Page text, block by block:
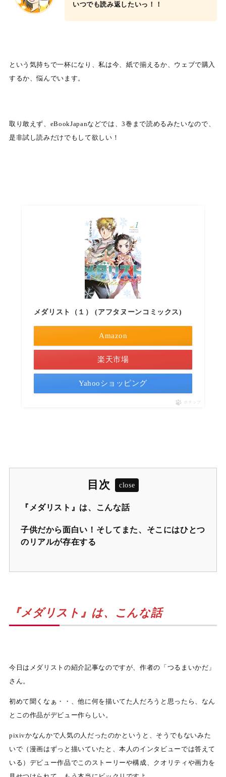
いつでも読み返したいっ！！
という気持ちで一杯になり、私は今、紙で揃えるか、ウェブで購入
するか、悩んでいます。
取り敢えず、eBookJapanなどでは、3巻まで読めるみたいなので、
是非試し読みだけでもして欲しい！
メダリスト（１） (アフタヌーンコミックス)
Amazon
楽天市場
Yahooショッピング
ポチップ
目次
『メダリスト』は、こんな話
子供だから面白い！そしてまた、そこにはひとつ
のリアルが存在する
『メダリスト』は、こんな話
今日はメダリストの紹介記事なのですが、作者の「つるまいかだ」
さん。
初めて聞くなぁ・・、他に何を描いてた人だろうと思ったら、なん
とこの作品がデビュー作らしい。
pixivかなんかで人気の人だったのかというと、そうでもないみた
いで（漫画はずっと描いていたと、本人のインタビューでは答えて
いる）デビュー作品でこのストーリーや構成、クオリティや画力を